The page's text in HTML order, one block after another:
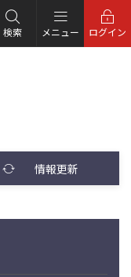
検索 メニュー ログイン
情報更新